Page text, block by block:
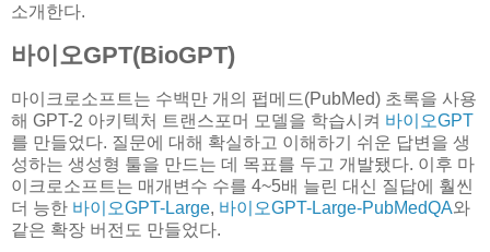
소개한다.
바이오GPT(BioGPT)
마이크로소프트는 수백만 개의 펍메드(PubMed) 초록을 사용
해 GPT-2 아키텍처 트랜스포머 모델을 학습시켜 바이오GPT
를 만들었다. 질문에 대해 확실하고 이해하기 쉬운 답변을 생
성하는 생성형 툴을 만드는 데 목표를 두고 개발됐다. 이후 마
이크로소프트는 매개변수 수를 4~5배 늘린 대신 질답에 훨씬
더 능한 바이오GPT-Large, 바이오GPT-Large-PubMedQA와
같은 확장 버전도 만들었다.